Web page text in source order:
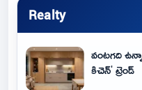
Realty
వంటగది
కిచెన్' ట్రెండ్